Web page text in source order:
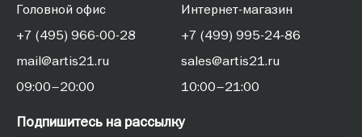
Головной офис
+7 (495) 966-00-28
mail@artis21.ru
09:00–20:00
Интернет-магазин
+7 (499) 995-24-86
sales@artis21.ru
10:00–21:00
Подпишитесь на рассылку